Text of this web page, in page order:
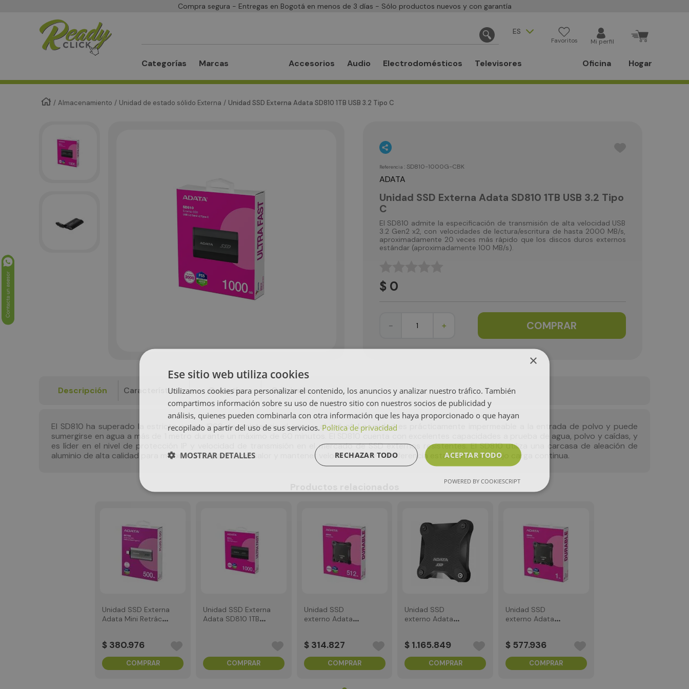
Compra segura - Entregas en Bogotá en menos de 3 días - Sólo productos nuevos y con garantía
ES
Favoritos Mi perfil
Categorías Marcas Accesorios Audio Electrodomésticos Televisores Oficina Hogar
Almacenamiento Unidad de estado sólido Externa Unidad SSD Externa Adata SD810 1TB USB 3.2 Tipo C
Referencia : SD810-1000G-CBK
ADATA
Unidad SSD Externa Adata SD810 1TB USB 3.2 Tipo
C
El SD810 admite la especificación de transmisión de alta velocidad USB
3.2 Gen2 x2, con velocidades de lectura/escritura de hasta 2000 MB/s,
aproximadamente 20 veces más rápido que los discos duros externos
estándar (aproximadamente 100 MB/s).
$ 0
＋
－ COMPRAR
Descripción Características Garantía Opiniones
El SD810 ha superado la estricta norma IP68 de resistencia al agua y al polvo*. La unidad es prácticamente impermeable a la entrada de polvo y puede
sumergirse en agua a más de 1 metro durante un máximo de 60 minutos. El SD810 cuenta con excelentes capacidades a prueba de agua, polvo y caídas, y
es líder en el nivel de protección IP y velocidad de transmisión en el mercado de SSD externos resistentes. El SD810 utiliza una carcasa de aleación de
aluminio de alta calidad para mejorar la disipación del calor y mantener velocidades de transferencia estables incluso bajo carga continua.
Unidad SSD Externa
Adata Mini Retráctil
$ 380.976
COMPRAR
Unidad SSD Externa
Adata SD810 1TB
COMPRAR
Unidad SSD
externo Adata
$ 314.827
COMPRAR
Unidad SSD
externo Adata
$ 1.165.849
COMPRAR
Unidad SSD
externo Adata
$ 577.936
COMPRAR
×
Ese sitio web utiliza cookies
Utilizamos cookies para personalizar el contenido, los anuncios y analizar nuestro tráfico. También
compartimos información sobre su uso de nuestro sitio con nuestros socios de publicidad y
análisis, quienes pueden combinarla con otra información que les haya proporcionado o que hayan
recopilado a partir del uso de sus servicios. Política de privacidad
ACEPTAR TODO
RECHAZAR TODO
MOSTRAR DETALLES
POWERED BY COOKIESCRIPT